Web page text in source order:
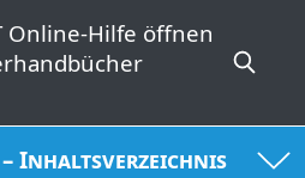
– Inhaltsverzeichnis